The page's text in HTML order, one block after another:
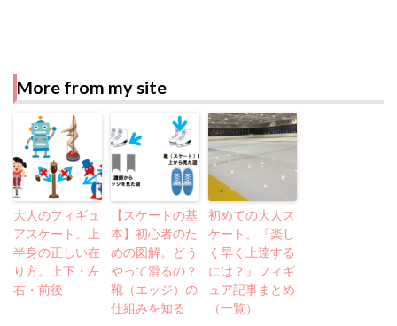
More from my site
大人のフィギュ
アスケート。上
半身の正しい在
り方。上下・左
右・前後
【スケートの基
本】初心者のた
めの図解。どう
やって滑るの？
靴（エッジ）の
仕組みを知る
初めての大人ス
ケート。『楽し
く早く上達する
には？』フィギ
ュア記事まとめ
（一覧）